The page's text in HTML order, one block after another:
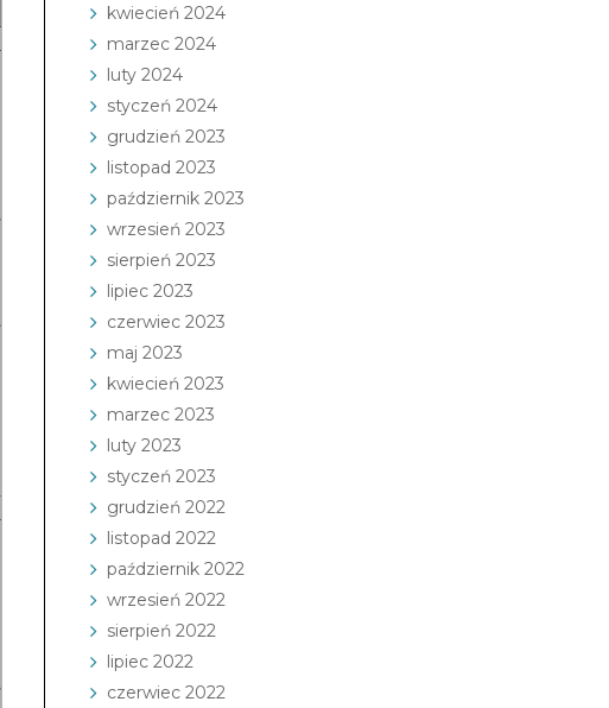
kwiecień 2024
marzec 2024
luty 2024
styczeń 2024
grudzień 2023
listopad 2023
październik 2023
wrzesień 2023
sierpień 2023
lipiec 2023
czerwiec 2023
maj 2023
kwiecień 2023
marzec 2023
luty 2023
styczeń 2023
grudzień 2022
listopad 2022
październik 2022
wrzesień 2022
sierpień 2022
lipiec 2022
czerwiec 2022